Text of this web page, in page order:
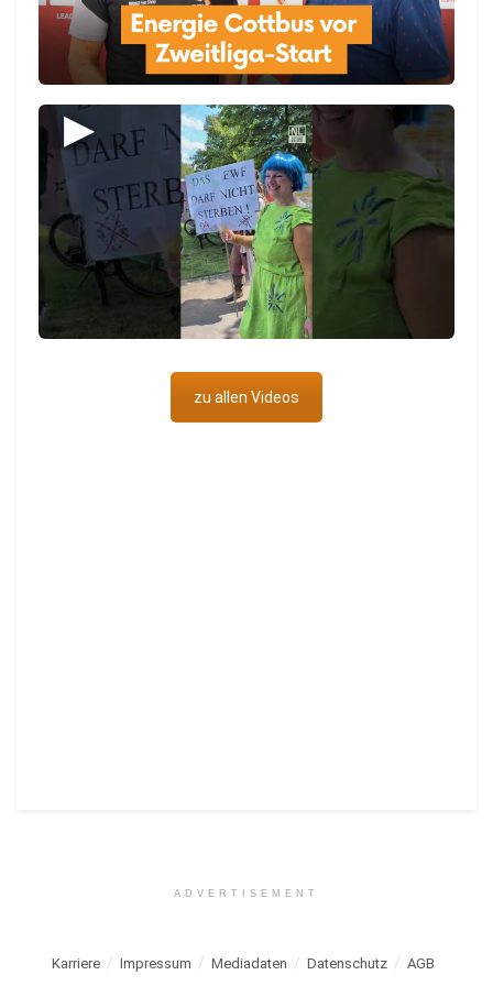
▶
zu allen Videos
ADVERTISEMENT
Karriere Impressum Mediadaten Datenschutz AGB